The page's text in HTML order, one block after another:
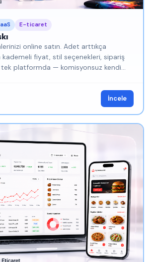
E-ticaret
online satın. Adet arttıkça
fiyat, stil seçenekleri, sipariş
platformda — komisyonsuz kendi
İncele